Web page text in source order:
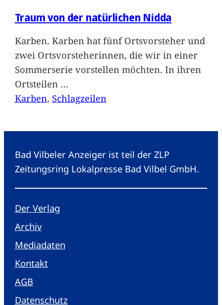
Traum von der natürlichen Nidda
Karben. Karben hat fünf Ortsvorsteher und
zwei Ortsvorsteherinnen, die wir in einer
Sommerserie vorstellen möchten. In ihren
Ortsteilen …
Karben, Schlagzeilen
Bad Vilbeler Anzeiger ist teil der ZLP
Zeitungsring Lokalpresse Bad Vilbel GmbH.
Der Verlag
Archiv
Mediadaten
Kontakt
AGB
Datenschutz